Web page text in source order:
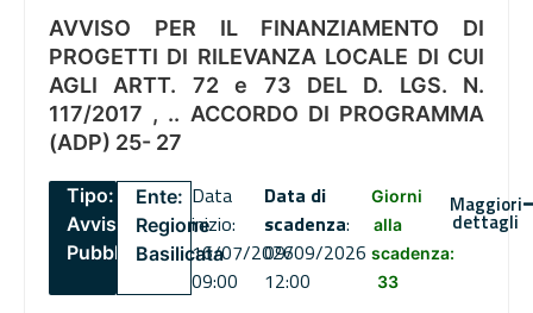
AVVISO PER IL FINANZIAMENTO DI
PROGETTI DI RILEVANZA LOCALE DI CUI
AGLI ARTT. 72 e 73 DEL D. LGS. N.
117/2017 , .. ACCORDO DI PROGRAMMA
(ADP) 25- 27
Tipo:
Avviso
Pubblico
Ente:
Regione
Basilicata
Data
inizio:
16/07/2026
09:00
Data di
scadenza:
09/09/2026
12:00
Giorni
alla
scadenza:
33
Maggiori
dettagli